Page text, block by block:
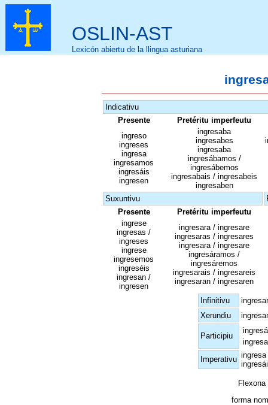
OSLIN-AST
Lexicón abiertu de la llingua asturiana
Indicativu
Presente
Pretéritu imperfeutu
ingreso
ingreses
ingresa
ingresamos
ingresáis
ingresen
ingresaba
ingresabes
ingresaba
ingresábamos /
ingresábemos
ingresabais / ingresabeis
ingresaben
Suxuntivu
Presente
Pretéritu imperfeutu
ingrese
ingresas /
ingreses
ingrese
ingresemos
ingreséis
ingresan /
ingresen
ingresara / ingresare
ingresaras / ingresares
ingresara / ingresare
ingresáramos /
ingresáremos
ingresarais / ingresareis
ingresaran / ingresaren
Infinitivu
ingresar
Xerundiu
Participiu
Imperativu ingresa
ingresái
forma